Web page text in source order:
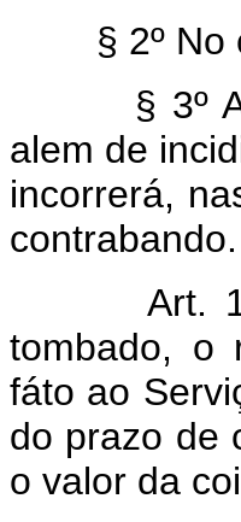
§ 2º
§ 3º
alem de
incorrerá,
contrabando.
Art.
tombado, o
fáto ao
do prazo de
o valor da